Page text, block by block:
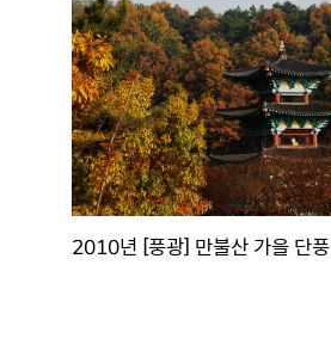
2010년 [풍광] 만불산 가을 단풍